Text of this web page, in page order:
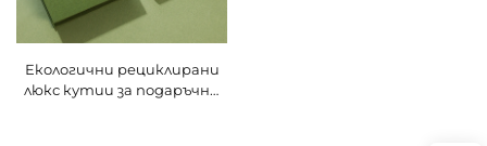
Екологични рециклирани
люкс кутии за подаръчни